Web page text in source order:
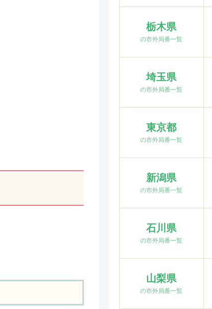
栃木県
の市外局番一覧
埼玉県
の市外局番一覧
東京都
の市外局番一覧
新潟県
の市外局番一覧
石川県
の市外局番一覧
山梨県
の市外局番一覧